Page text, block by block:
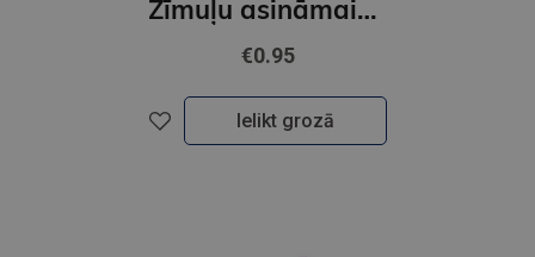
Zīmuļu asināmais ar diviem asmeņiem un konteineru, Junior
€0.95
Ielikt grozā